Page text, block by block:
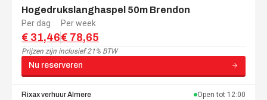
Hogedrukslanghaspel 50m Brendon
Per dag
€ 31,46
Per week
€ 78,65
Prijzen zijn inclusief 21% BTW
Nu reserveren
Rixax verhuurAlmere Open tot 12:00